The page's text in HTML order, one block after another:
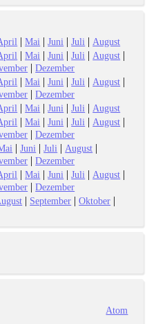
|Mai |Juni |Juli | August
|Mai |Juni |Juli | August |
|Dezember
|Mai |Juni |Juli | August |
|Dezember
|Mai |Juni |Juli | August
|Mai |Juni |Juli | August |
|Dezember
|Juni |Juli | August |
|Dezember
|Mai |Juni |Juli | August |
|Dezember
| September |Oktober |
Atom